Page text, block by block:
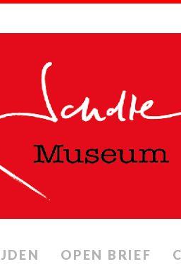
OPEN BRIEF